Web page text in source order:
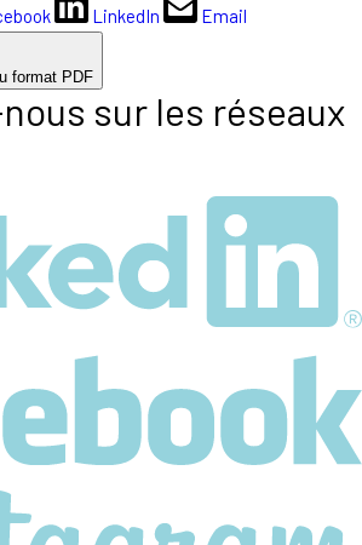
LinkedIn Email
format PDF
sur les réseaux